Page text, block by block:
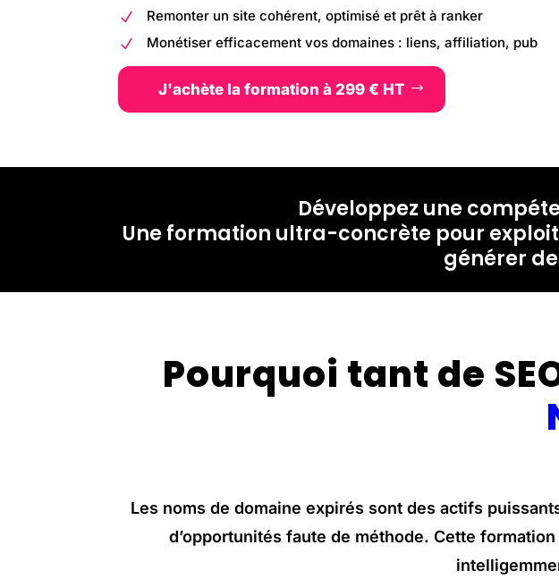
N Remonter un site cohérent, optimisé et prêt à ranker
N Monétiser efficacement vos domaines : liens, affiliation, pub
J'achète la formation à 299 € HT
Développez une
Une formation ultra-concrète pour
générer
Pourquoi tant de
Les noms de domaine expirés sont des actifs
d’opportunités faute de méthode. Cette